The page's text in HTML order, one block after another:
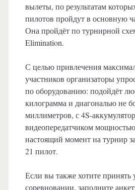
вылеты, по результатам
пилотов пройдут в основную
Она пройдёт по турнирной
Elimination.
С целью привлечения
участников организаторы
по оборудованию: подойдёт
килограмма и диагональю не
миллиметров, с 4S-
видеопередатчиком
настоящий момент на турнир
21 пилот.
Если вы также хотите принять
соревновании, заполните